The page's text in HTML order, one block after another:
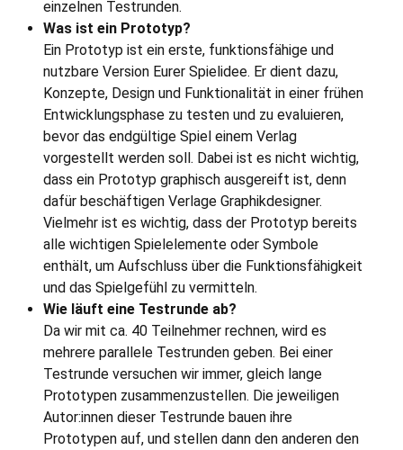
einzelnen Testrunden.
Was ist ein Prototyp?
Ein Prototyp ist ein erste, funktionsfähige und
nutzbare Version Eurer Spielidee. Er dient dazu,
Konzepte, Design und Funktionalität in einer frühen
Entwicklungsphase zu testen und zu evaluieren,
bevor das endgültige Spiel einem Verlag
vorgestellt werden soll. Dabei ist es nicht wichtig,
dass ein Prototyp graphisch ausgereift ist, denn
dafür beschäftigen Verlage Graphikdesigner.
Vielmehr ist es wichtig, dass der Prototyp bereits
alle wichtigen Spielelemente oder Symbole
enthält, um Aufschluss über die Funktionsfähigkeit
und das Spielgefühl zu vermitteln.
Wie läuft eine Testrunde ab?
Da wir mit ca. 40 Teilnehmer rechnen, wird es
mehrere parallele Testrunden geben. Bei einer
Testrunde versuchen wir immer, gleich lange
Prototypen zusammenzustellen. Die jeweiligen
Autor:innen dieser Testrunde bauen ihre
Prototypen auf, und stellen dann den anderen den